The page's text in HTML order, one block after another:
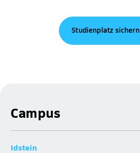
Studienplatz sichern
Campus
Idstein